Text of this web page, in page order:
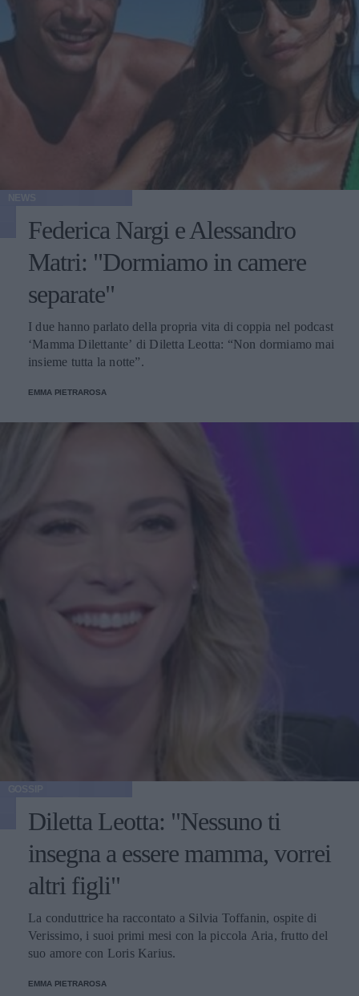
Federica Nargi e Alessandro
Matri: "Dormiamo in camere
separate"
I due hanno parlato della propria vita di coppia nel podcast
‘Mamma Dilettante’ di Diletta Leotta: “Non dormiamo mai
insieme tutta la notte”.
EMMA PIETRAROSA
Diletta Leotta: "Nessuno ti
insegna a essere mamma, vorrei
altri figli"
La conduttrice ha raccontato a Silvia Toffanin, ospite di
Verissimo, i suoi primi mesi con la piccola Aria, frutto del
suo amore con Loris Karius.
EMMA PIETRAROSA